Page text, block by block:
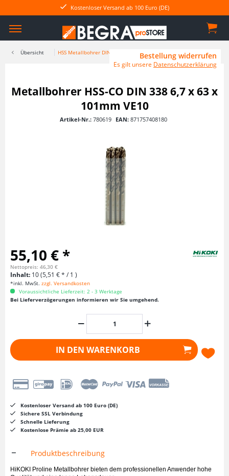
Kostenloser Versand ab 100 Euro (DE)
Übersicht HSS Metallbohrer DIN 338
Metallbohrer HSS-CO DIN 338 6,7 x 63 x
101mm VE10
Artikel-Nr.: 780619 EAN: 871757408180
55,10 € *
Nettopreis: 46,30 €
Inhalt: 10 (5,51 € * / 1 )
*inkl. MwSt. zzgl. Versandkosten
Voraussichtliche Lieferzeit: 2 - 3 Werktage
Bei Lieferverzögerungen informieren wir Sie umgehend.
IN DEN WARENKORB
Kostenloser Versand ab 100 Euro (DE)
Sichere SSL Verbindung
Schnelle Lieferung
Kostenlose Prämie ab 25,00 EUR
Produktbeschreibung
HiKOKI Proline Metallbohrer bieten dem professionellen Anwender hohe
Bestellung widerrufen
Es gilt unsere Datenschutzerklärung